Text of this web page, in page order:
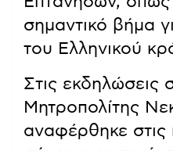
σημαντικό βήμα
του Ελληνικού
Στις εκδηλώσεις
Μητροπολίτης
αναφέρθηκε στις